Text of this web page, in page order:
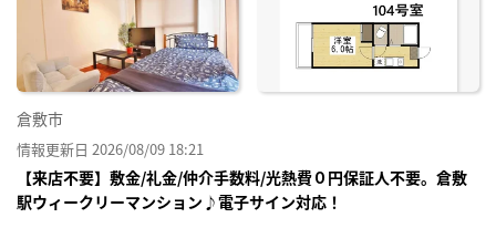
倉敷市
情報更新日 2026/08/09 18:21
【来店不要】敷金/礼金/仲介手数料/光熱費０円保証人不要。倉敷
駅ウィークリーマンション♪電子サイン対応！